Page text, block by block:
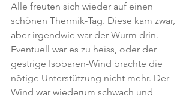
Alle freuten sich wieder auf einen
schönen Thermik-Tag. Diese kam zwar,
aber irgendwie war der Wurm drin.
Eventuell war es zu heiss, oder der
gestrige Isobaren-Wind brachte die
nötige Unterstützung nicht mehr. Der
Wind war wiederum schwach und